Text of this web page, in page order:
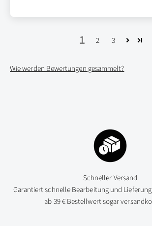
1 2 3
Wie werden Bewertungen gesammelt?
Schneller Versand
Garantiert schnelle Bearbeitung und
ab 39 € Bestellwert sogar